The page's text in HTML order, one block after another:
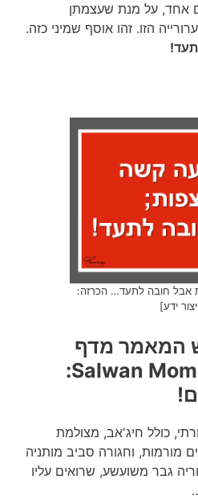
אחד, על מנת שעצמתן
הזו. זהו אוסף שמיני כזה.
אבל חובה לתעד… הכרזה:
ידע]
המאמר מדף
הטוויטר של Salwan Momika:
כולל חיג'אב, מצולמת
מורמות, וחגורה סביב מותניה
גבר משועשע, שרואים עליו